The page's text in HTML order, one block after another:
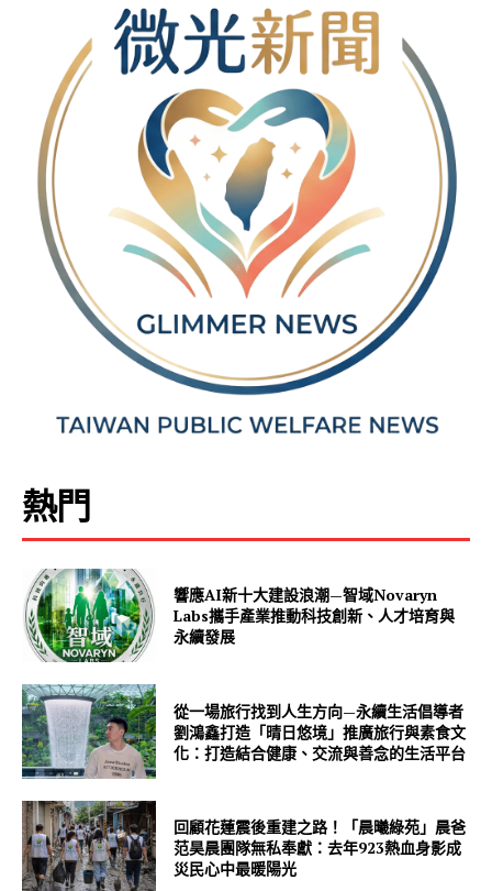
熱門
響應AI新十大建設浪潮—智域Novaryn
Labs攜手產業推動科技創新、人才培育與
永續發展
從一場旅行找到人生方向—永續生活倡導者
劉鴻鑫打造「晴日悠境」推廣旅行與素食文
化：打造結合健康、交流與善念的生活平台
回顧花蓮震後重建之路！「晨曦綠苑」晨爸
范昊晨團隊無私奉獻：去年923熱血身影成
災民心中最暖陽光